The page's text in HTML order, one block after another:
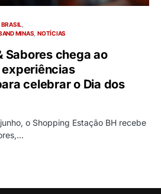
BRASIL
MINAS NOTÍCIAS
Sabores chega ao
experiências
celebrar o Dia dos
o Shopping Estação BH recebe